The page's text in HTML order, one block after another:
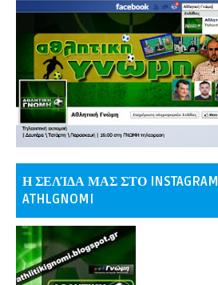
Η ΣΕΛΊΔΑ ΜΑΣ ΣΤΟ INSTAGRAM
ATHLGNOMI